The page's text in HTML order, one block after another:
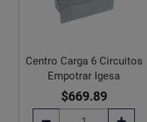
Centro Carga 6 Circuitos
Empotrar Igesa
$669.89